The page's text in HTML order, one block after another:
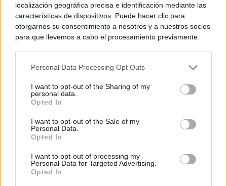
localización geográfica precisa e identificación mediante las
características de dispositivos. Puede hacer clic para
otorgarnos su consentimiento a nosotros y a nuestros socios
para que llevemos a cabo el procesamiento previamente
negar su consentimiento. Tenga en cuenta que algún
de su consentimiento, pero usted tiene el derecho de
rechazar tal procesamiento. Sus preferencias se aplicarán
cualquier momento entrando de nuevo en este sitio web o
visitando nuestra política de privacidad.
Personal Data Processing Opt Outs
I want to opt-out of the Sharing of my
personal data.
Opted In
I want to opt-out of the Sale of my
Personal Data.
Opted In
I want to opt-out of processing my
Personal Data for Targeted Advertising.
Opted In